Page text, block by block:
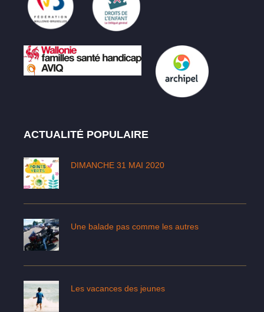
ACTUALITÉ POPULAIRE
DIMANCHE 31 MAI 2020
Une balade pas comme les autres
Les vacances des jeunes